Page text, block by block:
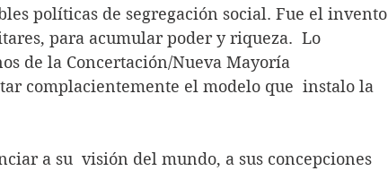
políticas de segregación social. Fue el invento
para acumular poder y riqueza.  Lo
de la Concertación/Nueva Mayoría
complacientemente el modelo que  instalo la
a su  visión del mundo, a sus concepciones